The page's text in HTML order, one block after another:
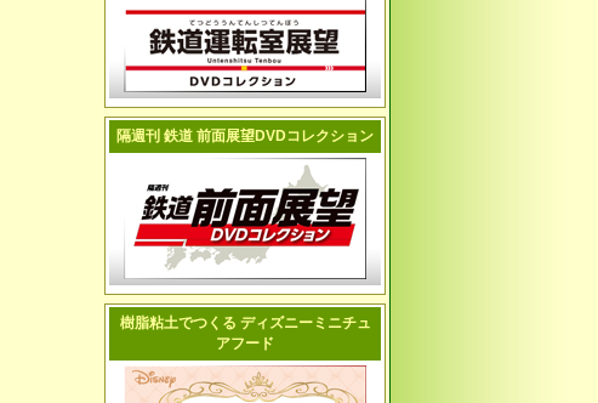
隔週刊 鉄道 前面展望DVDコレクション
樹脂粘土でつくる ディズニーミニチュ
アフード